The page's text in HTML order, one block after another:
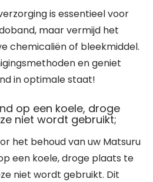
is essentieel voor
maar vermijd het
chemicaliën of bleekmiddel.
en geniet
in optimale staat!
op een koele, droge
niet wordt gebruikt;
het behoud van uw Matsuru
een koele, droge plaats te
niet wordt gebruikt. Dit